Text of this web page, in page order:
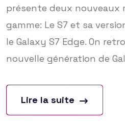
présente deux nouveaux
gamme: Le S7 et sa
le Galaxy S7 Edge. On
nouvelle génération de
Lire la suite